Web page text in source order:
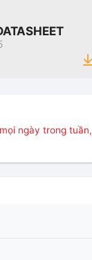
ngày trong tuần,